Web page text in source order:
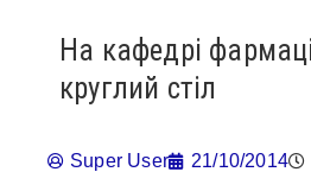
На кафедрі
круглий стіл
Super User 21/10/2014